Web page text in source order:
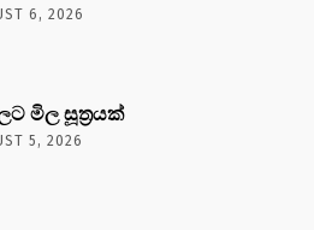
6, 2026
මිල සූත්‍රයක්
5, 2026